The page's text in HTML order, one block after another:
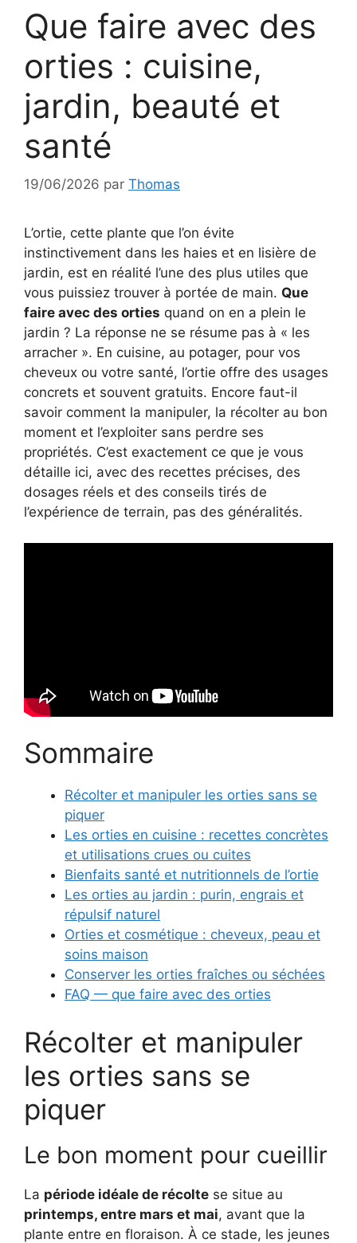
Que faire avec des
orties : cuisine,
jardin, beauté et
santé
19/06/2026 par Thomas
L’ortie, cette plante que l’on évite
instinctivement dans les haies et en lisière de
jardin, est en réalité l’une des plus utiles que
vous puissiez trouver à portée de main. Que
faire avec des orties quand on en a plein le
jardin ? La réponse ne se résume pas à « les
arracher ». En cuisine, au potager, pour vos
cheveux ou votre santé, l’ortie offre des usages
concrets et souvent gratuits. Encore faut-il
savoir comment la manipuler, la récolter au bon
moment et l’exploiter sans perdre ses
propriétés. C’est exactement ce que je vous
détaille ici, avec des recettes précises, des
dosages réels et des conseils tirés de
l’expérience de terrain, pas des généralités.
Sommaire
Récolter et manipuler les orties sans se
piquer
Les orties en cuisine : recettes concrètes
et utilisations crues ou cuites
Bienfaits santé et nutritionnels de l’ortie
Les orties au jardin : purin, engrais et
répulsif naturel
Orties et cosmétique : cheveux, peau et
soins maison
Conserver les orties fraîches ou séchées
FAQ — que faire avec des orties
Récolter et manipuler
les orties sans se
piquer
Le bon moment pour cueillir
La période idéale de récolte se situe au
printemps, entre mars et mai, avant que la
plante entre en floraison. À ce stade, les jeunes